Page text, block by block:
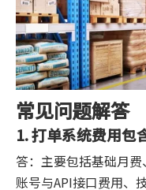
常见问题解答
1. 打单系统费用包
答：主要包括基础月费
账号与API接口费用、